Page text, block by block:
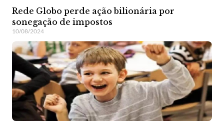
Rede Globo perde ação bilionária por
sonegação de impostos
10/08/2024